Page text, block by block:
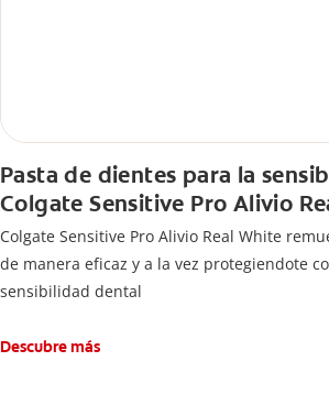
Pasta de dientes para la
Colgate Sensitive Pro Alivio
Colgate Sensitive Pro Alivio Real White
de manera eficaz y a la vez protegiendote
sensibilidad dental
Descubre más